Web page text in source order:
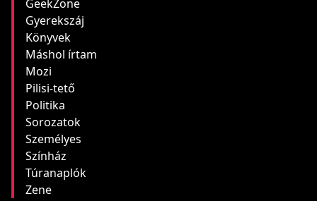
GeekZone
Gyerekszáj
Könyvek
Máshol írtam
Mozi
Pilisi-tető
Politika
Sorozatok
Személyes
Színház
Túranaplók
Zene